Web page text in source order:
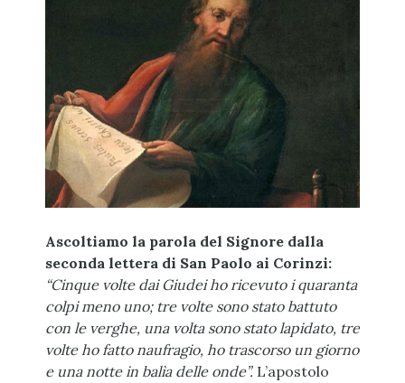
Ascoltiamo la parola del Signore dalla
seconda lettera di San Paolo ai Corinzi:
“Cinque volte dai Giudei ho ricevuto i quaranta
colpi meno uno; tre volte sono stato battuto
con le verghe, una volta sono stato lapidato, tre
volte ho fatto naufragio, ho trascorso un giorno
e una notte in balìa delle onde”. L’apostolo